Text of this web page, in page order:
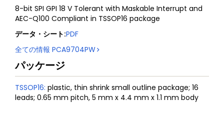
8-bit SPI GPI 18 V Tolerant with Maskable Interrupt and
AEC-Q100 Compliant in TSSOP16 package
データ・シート:PDF
全ての情報 PCA9704PW
パッケージ
TSSOP16: plastic, thin shrink small outline package; 16
leads; 0.65 mm pitch, 5 mm x 4.4 mm x 1.1 mm body